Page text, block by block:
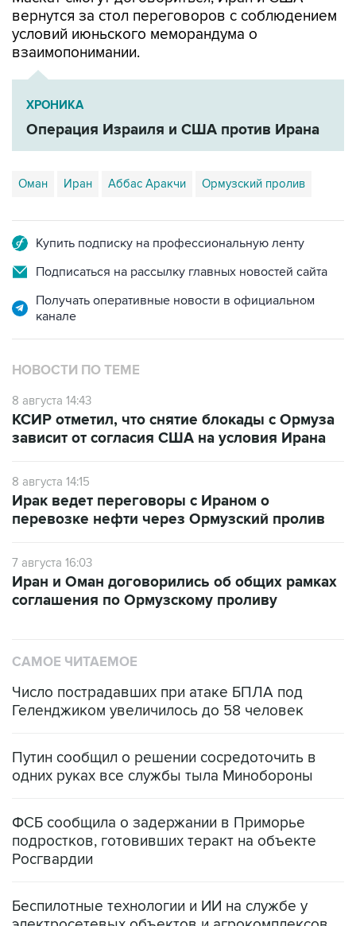
вернутся за стол переговоров с соблюдением
условий июньского меморандума о
взаимопонимании.
ХРОНИКА
Операция Израиля и США против Ирана
Оман Иран Аббас Аракчи Ормузский пролив
Купить подписку на профессиональную ленту
Подписаться на рассылку главных новостей сайта
Получать оперативные новости в официальном
канале
НОВОСТИ ПО ТЕМЕ
8 августа 14:43
КСИР отметил, что снятие блокады с Ормуза
зависит от согласия США на условия Ирана
8 августа 14:15
Ирак ведет переговоры с Ираном о
перевозке нефти через Ормузский пролив
7 августа 16:03
Иран и Оман договорились об общих рамках
соглашения по Ормузскому проливу
САМОЕ ЧИТАЕМОЕ
Число пострадавших при атаке БПЛА под
Геленджиком увеличилось до 58 человек
Путин сообщил о решении сосредоточить в
одних руках все службы тыла Минобороны
ФСБ сообщила о задержании в Приморье
подростков, готовивших теракт на объекте
Росгвардии
Беспилотные технологии и ИИ на службе у